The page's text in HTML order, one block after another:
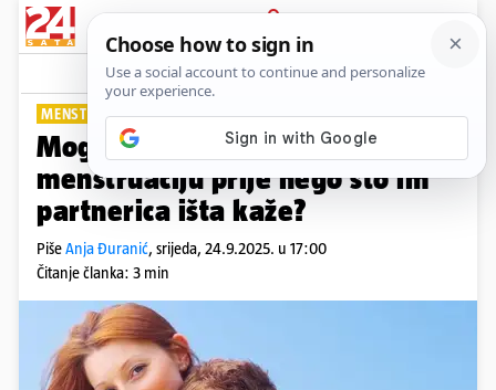
PRIJAVA
Lifestyle Komentari
MENSTRUALNI RADAR
Mogu li muškarci 'nanjušiti'
menstruaciju prije nego što im
partnerica išta kaže?
PišeAnja Đuranić, srijeda, 24.9.2025. u 17:00
Čitanje članka: 3 min